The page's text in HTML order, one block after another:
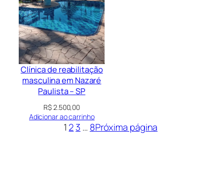
Clínica de reabilitação
masculina em Nazaré
Paulista – SP
R$2.500,00
Adicionar ao carrinho
1 23 … 8Próxima página